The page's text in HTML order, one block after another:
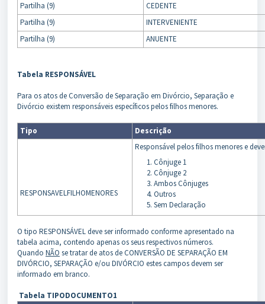
Partilha (9)
CEDENTE
Partilha (9)
INTERVENIENTE
Partilha (9)
ANUENTE
Tabela RESPONSÁVEL
Para os atos de Conversão de Separação em Divórcio, Separação e
Divórcio existem responsáveis específicos pelos filhos menores.
Tipo Descrição
RESPONSAVELFILHOMENORES
Responsável pelos filhos menores e
Cônjuge 1
Cônjuge 2
Ambos Cônjuges
Outros
Sem Declaração
O tipo RESPONSÁVEL deve ser informado conforme apresentado na
tabela acima, contendo apenas os seus respectivos números.
Quando NÃO se tratar de atos de CONVERSÃO DE SEPARAÇÃO EM
DIVÓRCIO, SEPARAÇÃO e/ou DIVÓRCIO estes campos devem ser
informado em branco.
Tabela TIPODOCUMENTO1